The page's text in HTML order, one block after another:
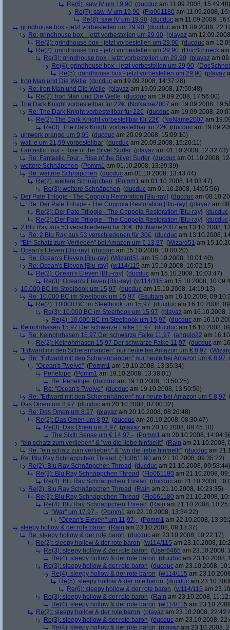
Re(6): saw IV um 19,90 (ducduc am 11.09.2008, 15:49:48)
Re(7): saw IV um 19,90 (Flo061180 am 11.09.2008,
Re(8): saw IV um 19,90 (ducduc am 11.09.2008,
grindhouse box - jetzt vorbestellen um 29,90 (ducduc am 11.09.2008,
Re: grindhouse box - jetzt vorbestellen um 29,90 (playaz am
Re(2): grindhouse box - jetzt vorbestellen um 29,90 (ducduc am
Re(2): grindhouse box - jetzt vorbestellen um 29,90 (DocSchneck
Re(3): grindhouse box - jetzt vorbestellen um 29,90 (playaz am
Re(4): grindhouse box - jetzt vorbestellen um 29,90 (
Re(5): grindhouse box - jetzt vorbestellen um 29,90 (playaz
Iron Man und Die Welle (ducduc am 19.09.2008, 14:37:28)
Re: Iron Man und Die Welle (playaz am 19.09.2008, 17:50:48)
Re(2): Iron Man und Die Welle (ducduc am 19.09.2008, 17:56:00)
The Dark Knight vorbestellbar für 22€ (NoName2007 am 19.09.2008,
Re: The Dark Knight vorbestellbar für 22€ (ducduc am 19.09.2008,
Re(2): The Dark Knight vorbestellbar für 22€ (NoName2007 am
Re(3): The Dark Knight vorbestellbar für 22€ (ducduc am
uhrwerk orange um 9,95 (ducduc am 20.09.2008, 15:09:10)
wall-e um 21,99 vorbestellbar (ducduc am 20.09.2008, 15:20:11)
Fantastic Four - Rise of the Silver Surfer (playaz am 01.10.2008, 12:32:43)
Re: Fantastic Four - Rise of the Silver Surfer (ducduc am 01.10.2008,
weitere Schnäpchen (Pomm1 am 01.10.2008, 13:39:39)
Re: weitere Schnäpchen (ducduc am 01.10.2008, 13:43:44)
Re(2): weitere Schnäpchen (Pomm1 am 01.10.2008, 14:03:47)
Re(3): weitere Schnäpchen (ducduc am 01.10.2008, 14:05:56)
Der Pate Trilogie - The Coppola Restoration [Blu-ray] (ducduc am
Re: Der Pate Trilogie - The Coppola Restoration [Blu-ray] (playaz am
Re(2): Der Pate Trilogie - The Coppola Restoration [Blu-ray] (ducduc
Re(2): Der Pate Trilogie - The Coppola Restoration [Blu-ray] (ducduc
2 Blu Ray aus 53 verschiedenen für 30€ (NoName2007 am 13.10.2008,
Re: 2 Blu Ray aus 53 verschiedenen für 30€ (ducduc am 13.10.2008,
"Ein Schatz zum Verlieben" bei Amazon um € 13,97 (Wizard51 am
Ocean's Eleven [Blu-ray] (ducduc am 15.10.2008, 10:00:20)
Re: Ocean's Eleven [Blu-ray] (Wizard51 am 15.10.2008, 10:01:40)
Re: Ocean's Eleven [Blu-ray] (w114/115 am 15.10.2008, 10:02:15)
Re(2): Ocean's Eleven [Blu-ray] (ducduc am 15.10.2008, 10:03:47)
Re(3): Ocean's Eleven [Blu-ray] (w114/115 am 15.10.2008,
10.000 BC im Steelbook um 15,97 (ducduc am 15.10.2008, 14:19:13)
Re: 10.000 BC im Steelbook um 15,97 (Esubam am 16.10.2008,
Re(2): 10.000 BC im Steelbook um 15,97 (ducduc am 16.10.2008,
Re(3): 10.000 BC im Steelbook um 15,97 (playaz am 16.10.2008,
Re(4): 10.000 BC im Steelbook um 15,97 (ducduc am
Keinohrhasen 15,97 Der schwarze Falke 11,97 (ducduc am 16.10.2008,
Re: Keinohrhasen 15,97 Der schwarze Falke 11,97 (angelo22 am
Re(2): Keinohrhasen 15,97 Der schwarze Falke 11,97 (ducduc am
"Edward mit den Scherenhänden" nur heute bei Amazon um € 8,97 (
Re: "Edward mit den Scherenhänden" nur heute bei Amazon um € 8,97
"Ocean's Twelve" (Pomm1 am 19.10.2008, 13:35:34)
Penelope (Pomm1 am 19.10.2008, 13:38:01)
Re: Penelope (ducduc am 19.10.2008, 13:50:25)
Re: "Ocean's Twelve" (ducduc am 19.10.2008, 13:50:56)
Re: "Edward mit den Scherenhänden" nur heute bei Amazon um € 8,97
Das Omen um 8,97 (ducduc am 20.10.2008, 07:00:32)
Re: Das Omen um 8,97 (playaz am 20.10.2008, 08:26:48)
Re(2): Das Omen um 8,97 (ducduc am 20.10.2008, 08:30:47)
Re(3): Das Omen um 8,97 (playaz am 20.10.2008, 08:45:10)
The Sixth Sense um € 14,97,- (Pomm1 am 20.10.2008,
"ein schatz zum verlieben" & "wo die liebe hinfaellt" (Rain am 21.10.2008,
Re: "ein schatz zum verlieben" & "wo die liebe hinfaellt" (ducduc am
Re: Blu Ray Schnäppchen Thread (Flo061180 am 21.10.2008, 09:35:22)
Re(2): Blu Ray Schnäppchen Thread (ducduc am 21.10.2008, 09:58:44)
Re(3): Blu Ray Schnäppchen Thread (Flo061180 am 21.10.2008,
Re(4): Blu Ray Schnäppchen Thread (ducduc am 21.10.2008,
Re(2): Blu Ray Schnäppchen Thread (Rain am 21.10.2008, 10:23:35)
Re(3): Blu Ray Schnäppchen Thread (Flo061180 am 21.10.2008,
Re(4): Blu Ray Schnäppchen Thread (Rain am 21.10.2008,
"War" um 17,97,- (Pomm1 am 22.10.2008, 13:34:22)
"Ocean's Eleven" um 11,97,- (Pomm1 am 22.10.2008,
sleepy hollow & der rote baron (Rain am 23.10.2008, 08:13:37)
Re: sleepy hollow & der rote baron (ducduc am 23.10.2008, 10:22:17)
Re(2): sleepy hollow & der rote baron (w114/115 am 23.10.2008,
Re(3): sleepy hollow & der rote baron (User6465 am 23.10.2008,
Re(4): sleepy hollow & der rote baron (ducduc am 23.10.2008,
Re(3): sleepy hollow & der rote baron (ducduc am 23.10.2008,
Re(4): sleepy hollow & der rote baron (w114/115 am
Re(5): sleepy hollow & der rote baron (ducduc am
Re(6): sleepy hollow & der rote baron (w114/115 am
Re(3): sleepy hollow & der rote baron (Rain am 23.10.2008,
Re(4): sleepy hollow & der rote baron (w114/115 am
Re(2): sleepy hollow & der rote baron (playaz am 23.10.2008,
Re(3): sleepy hollow & der rote baron (ducduc am 23.10.2008,
Re(4): sleepy hollow & der rote baron (playaz am 23.10.2008,